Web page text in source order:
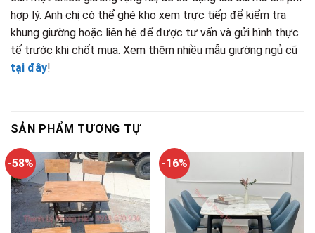
hợp lý. Anh chị có thể ghé kho xem trực tiếp để kiểm tra
khung giường hoặc liên hệ để được tư vấn và gửi hình thực
tế trước khi chốt mua. Xem thêm nhiều mẫu giường ngủ cũ
tại đây!
SẢN PHẨM TƯƠNG TỰ
-58% -16%